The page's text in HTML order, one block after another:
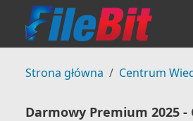
Strona główna Centrum
Darmowy Premium 2025